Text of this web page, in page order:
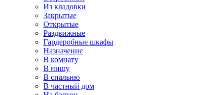
Из кладовки
Закрытые
Открытые
Раздвижные
Гардеробные шкафы
Назначение
В комнату
В нишу
В спальню
В частный дом